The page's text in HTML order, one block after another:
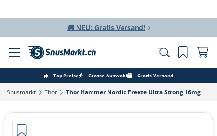
🚚 NEU: Gratis Versand!
Top Preise Grosse Auswahl Gratis Versand
Snusmarkt‎ Thor‎ Thor Hammer Nordic Freeze Ultra Strong 16mg‎